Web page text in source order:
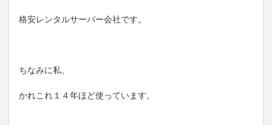
格安レンタルサーバー会社です。
ちなみに私、
かれこれ１４年ほど使っています。